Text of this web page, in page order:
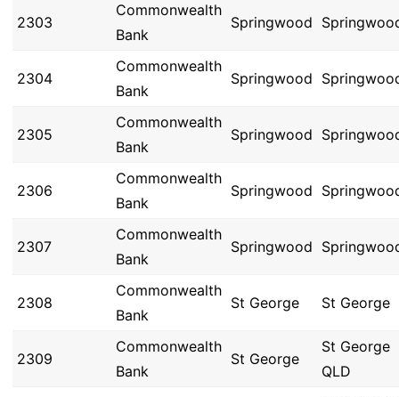
2303
Commonwealth
Bank
Springwood
2304
Commonwealth
Bank
Springwood
2305
Commonwealth
Bank
Springwood
2306
Commonwealth
Bank
Springwood
2307
Commonwealth
Bank
Springwood
2308
Commonwealth
Bank
St George St George
2309
Commonwealth
Bank
St George
St George
QLD